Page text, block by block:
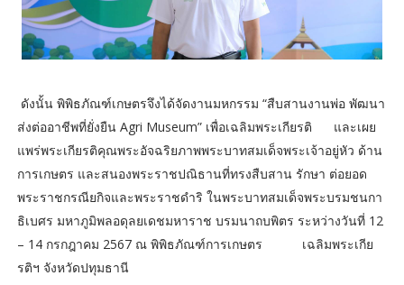
ดังนั้น​ พิพิธภัณฑ์เกษตรจึงได้จัดงานมหกรรม “สืบสานงานพ่อ พัฒนา
ส่งต่ออาชีพที่ยั่งยืน Agri Museum” เพื่อเฉลิมพระเกียรติ และเผย
แพร่พระเกียรติคุณพระอัจฉริยภาพพระบาทสมเด็จพระเจ้าอยู่หัว ด้าน
การเกษตร และสนองพระราชปณิธานที่ทรงสืบสาน รักษา ต่อยอด
พระราชกรณียกิจและพระราชดำริ ในพระบาทสมเด็จพระบรมชนกา
ธิเบศร มหาภูมิพลอดุลยเดชมหาราช บรมนาถบพิตร ระหว่างวันที่ 12
– 14 กรกฎาคม 2567 ณ พิพิธภัณฑ์การเกษตร เฉลิมพระเกีย
รติฯ จังหวัดปทุมธานี